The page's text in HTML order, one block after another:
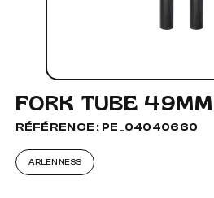
FORK TUBE
RÉFÉRENCE : PE_04040660
ARLEN NESS